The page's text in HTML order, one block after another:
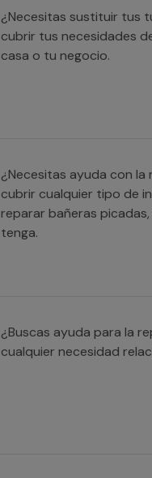
¿Necesitas sustituir tus
cubrir tus necesidades
casa o tu negocio.
¿Necesitas ayuda con
cubrir cualquier tipo de
reparar bañeras
tenga.
¿Buscas ayuda para la
cualquier necesidad